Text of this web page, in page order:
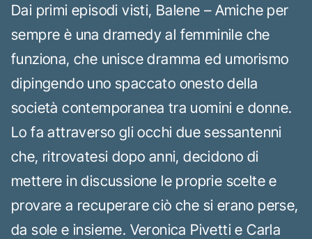
Dai primi episodi visti, Balene – Amiche per
sempre è una dramedy al femminile che
funziona, che unisce dramma ed umorismo
dipingendo uno spaccato onesto della
società contemporanea tra uomini e donne.
Lo fa attraverso gli occhi due sessantenni
che, ritrovatesi dopo anni, decidono di
mettere in discussione le proprie scelte e
provare a recuperare ciò che si erano perse,
da sole e insieme. Veronica Pivetti e Carla